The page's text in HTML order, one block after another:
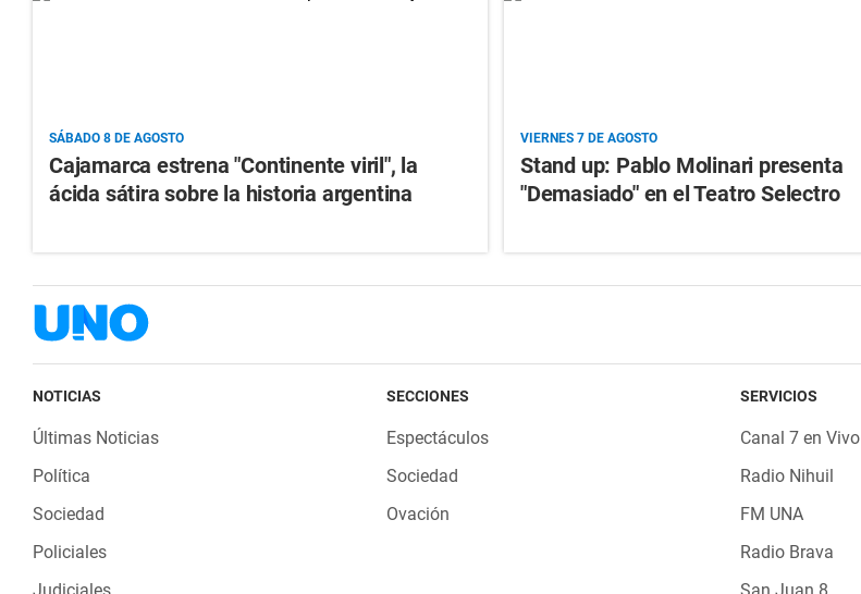
SÁBADO 8 DE AGOSTO
Cajamarca estrena "Continente viril", la
ácida sátira sobre la historia argentina
VIERNES 7 DE AGOSTO
Stand up: Pablo Molinari presenta
"Demasiado" en el Teatro Selectro
NOTICIAS
Últimas Noticias
Política
Sociedad
Policiales
SECCIONES
Espectáculos
Sociedad
Ovación
SERVICIOS
Canal 7 en Vivo
Radio Nihuil
FM UNA
Radio Brava